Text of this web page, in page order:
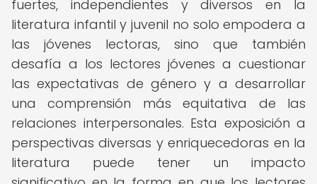
fuertes, independientes y diversos en la
literatura infantil y juvenil no solo empodera a
las jóvenes lectoras, sino que también
desafía a los lectores jóvenes a cuestionar
las expectativas de género y a desarrollar
una comprensión más equitativa de las
relaciones interpersonales. Esta exposición a
perspectivas diversas y enriquecedoras en la
literatura puede tener un impacto